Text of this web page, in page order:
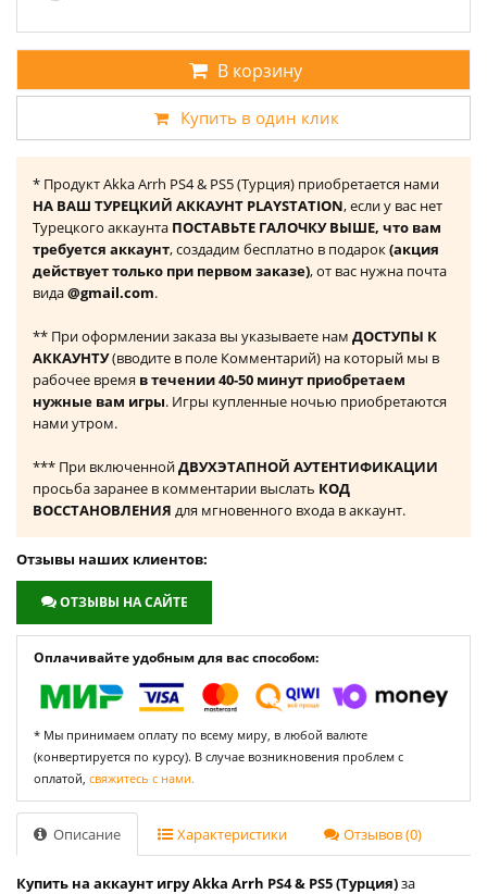
В корзину
Купить в один клик
* Продукт Akka Arrh PS4 & PS5 (Турция) приобретается нами
НА ВАШ ТУРЕЦКИЙ АККАУНТ PLAYSTATION, если у вас нет
Турецкого аккаунта ПОСТАВЬТЕ ГАЛОЧКУ ВЫШЕ, что вам
требуется аккаунт, создадим бесплатно в подарок(акция
действует только при первом заказе), от вас нужна почта
вида@gmail.com.
** При оформлении заказа вы указываете нам ДОСТУПЫ К
АККАУНТУ(вводите в поле Комментарий) на который мы в
рабочее время в течении 40-50 минут приобретаем
нужные вам игры. Игры купленные ночью приобретаются
нами утром.
*** При включеннойДВУХЭТАПНОЙ АУТЕНТИФИКАЦИИ
просьба заранее в комментарии выслать КОД
ВОССТАНОВЛЕНИЯ для мгновенного входа в аккаунт.
Отзывы наших клиентов:
ОТЗЫВЫ НА САЙТЕ
Оплачивайте удобным для вас способом:
* Мы принимаем оплату по всему миру, в любой валюте
(конвертируется по курсу). В случае возникновения проблем с
оплатой, свяжитесь с нами.
Описание Характеристики Отзывов (0)
Купить на аккаунт игру Akka Arrh PS4 & PS5 (Турция)за